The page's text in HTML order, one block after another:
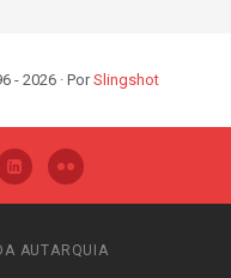
- 2026 · PorSlingshot
AUTARQUIA